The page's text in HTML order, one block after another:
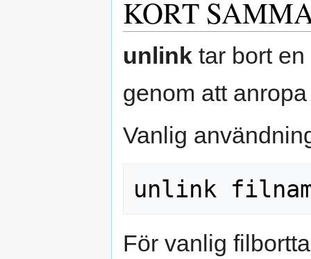
KORT
unlink tar bort
genom att
Vanlig
För vanlig